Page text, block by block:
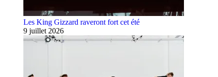
Les King Gizzard raveront fort cet été
9 juillet 2026